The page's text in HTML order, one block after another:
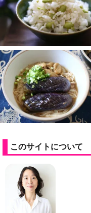
このサイトについて